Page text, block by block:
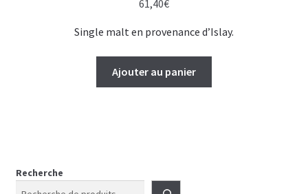
61,40€
Single malt en provenance d’Islay.
Ajouter au panier
Recherche